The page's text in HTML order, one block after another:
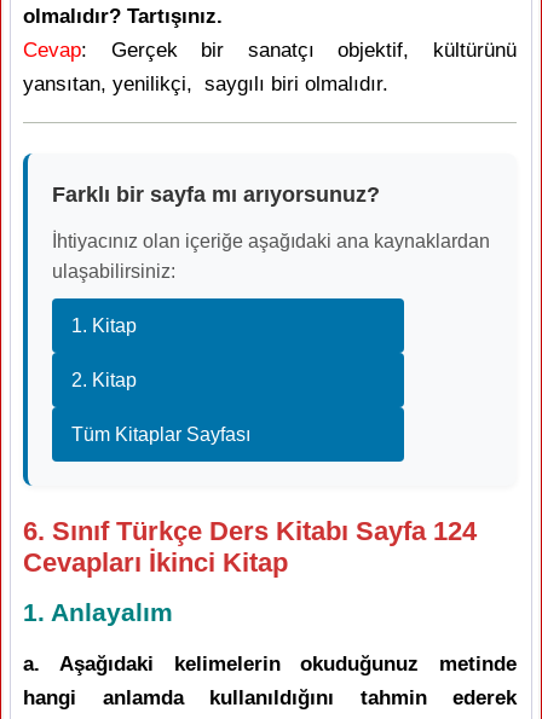
olmalıdır? Tartışınız.
Cevap: Gerçek bir sanatçı objektif, kültürünü
yansıtan, yenilikçi, saygılı biri olmalıdır.
Farklı bir sayfa mı arıyorsunuz?
İhtiyacınız olan içeriğe aşağıdaki ana kaynaklardan
ulaşabilirsiniz:
1. Kitap
2. Kitap
Tüm Kitaplar Sayfası
6. Sınıf Türkçe Ders Kitabı Sayfa 124
Cevapları İkinci Kitap
1. Anlayalım
a. Aşağıdaki kelimelerin okuduğunuz metinde
hangi anlamda kullanıldığını tahmin ederek